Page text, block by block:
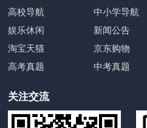
高校导航
中小学导航
娱乐休闲
新闻公告
淘宝天猫
京东购物
高考真题
中考真题
关注交流